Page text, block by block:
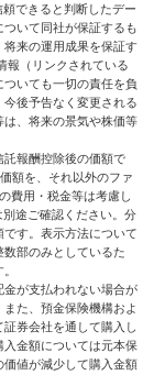
できると判断したデー
いて同社が保証するも
来の運用成果を保証す
報（リンクされている
いても一切の責任を負
後予告なく変更される
、将来の景気や株価等
報酬控除後の価額で
額を、それ以外のファ
費用・税金等は考慮し
途ご確認ください。分
す。表示方法について
部のみとしているた
が支払われない場合が
た、預金保険機構およ
券会社を通して購入し
金額については元本保
値が減少して購入金額